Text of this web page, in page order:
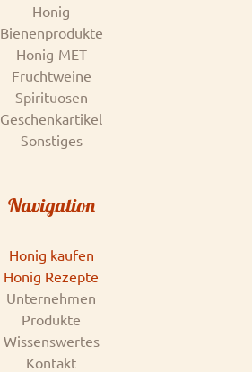
Honig
Bienenprodukte
Honig-MET
Fruchtweine
Spirituosen
Geschenkartikel
Sonstiges
Navigation
Honig kaufen
Honig Rezepte
Unternehmen
Produkte
Wissenswertes
Kontakt